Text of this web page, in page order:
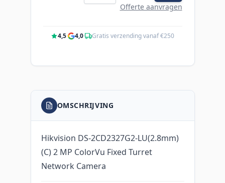
Offerte aanvragen
4,5· 4,0· Gratis verzending vanaf €250
OMSCHRIJVING
Hikvision DS-2CD2327G2-LU(2.8mm)
(C) 2 MP ColorVu Fixed Turret
Network Camera